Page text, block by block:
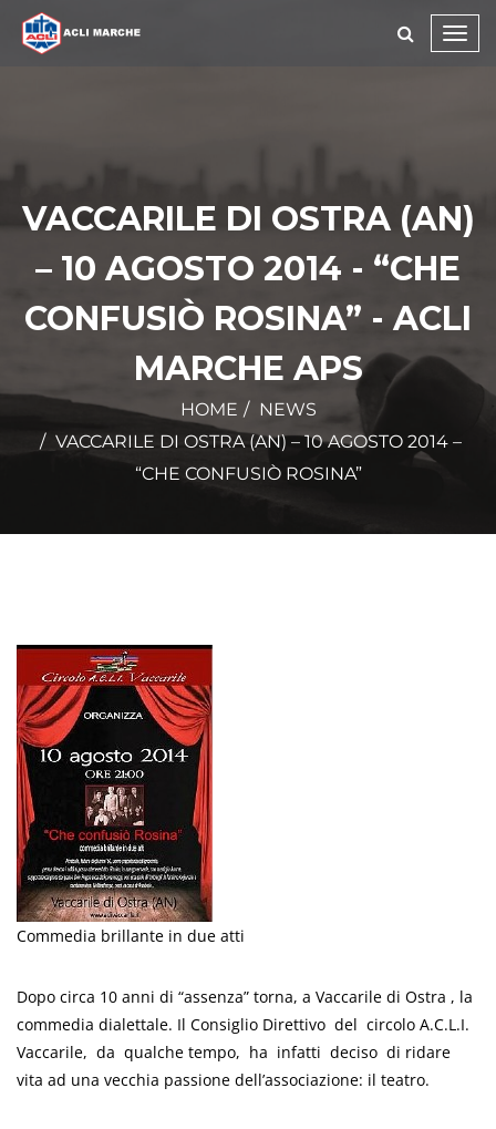
VACCARILE DI OSTRA (AN)
– 10 AGOSTO 2014 - “CHE
CONFUSIÒ ROSINA” - ACLI
MARCHE APS
HOME
NEWS
VACCARILE DI OSTRA (AN) – 10 AGOSTO 2014 –
“CHE CONFUSIÒ ROSINA”
Commedia brillante in due atti
Dopo circa 10 anni di “assenza” torna, a Vaccarile di Ostra , la
commedia dialettale. Il Consiglio Direttivo del circolo A.C.L.I.
Vaccarile, da qualche tempo, ha infatti deciso di ridare
vita ad una vecchia passione dell’associazione: il teatro.